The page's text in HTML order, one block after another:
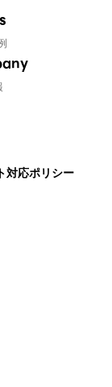
対応ポリシー